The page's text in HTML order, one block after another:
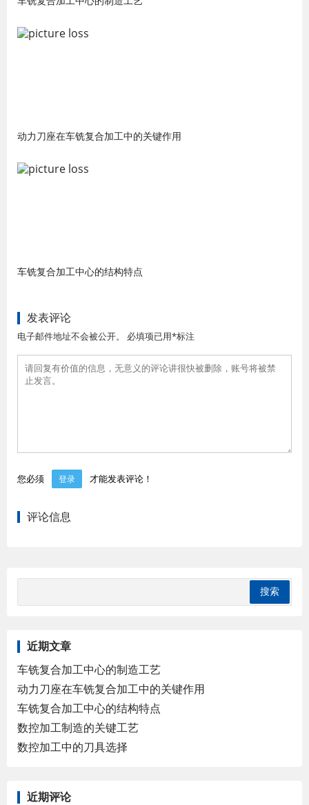
动力刀座在车铣复合加工中的关键作用
车铣复合加工中心的结构特点
发表评论
电子邮件地址不会被公开。 必填项已用*标注
您必须 登录 才能发表评论！
评论信息
近期文章
车铣复合加工中心的制造工艺
动力刀座在车铣复合加工中的关键作用
车铣复合加工中心的结构特点
数控加工制造的关键工艺
数控加工中的刀具选择
近期评论